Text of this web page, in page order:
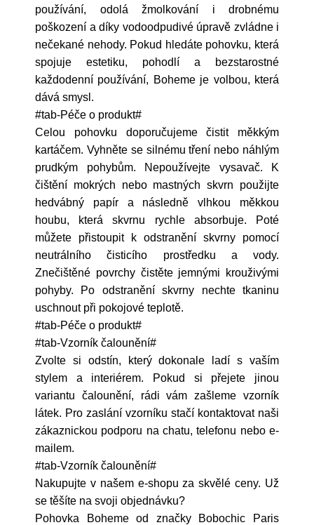
používání, odolá žmolkování i drobnému
poškození a díky vodoodpudivé úpravě zvládne i
nečekané nehody. Pokud hledáte pohovku, která
spojuje estetiku, pohodlí a bezstarostné
každodenní používání, Boheme je volbou, která
dává smysl.
#tab-Péče o produkt#
Celou pohovku doporučujeme čistit měkkým
kartáčem. Vyhněte se silnému tření nebo náhlým
prudkým pohybům. Nepoužívejte vysavač. K
čištění mokrých nebo mastných skvrn použijte
hedvábný papír a následně vlhkou měkkou
houbu, která skvrnu rychle absorbuje. Poté
můžete přistoupit k odstranění skvrny pomocí
neutrálního čisticího prostředku a vody.
Znečištěné povrchy čistěte jemnými krouživými
pohyby. Po odstranění skvrny nechte tkaninu
uschnout při pokojové teplotě.
#tab-Péče o produkt#
#tab-Vzorník čalounění#
Zvolte si odstín, který dokonale ladí s vaším
stylem a interiérem. Pokud si přejete jinou
variantu čalounění, rádi vám zašleme vzorník
látek. Pro zaslání vzorníku stačí kontaktovat naši
zákaznickou podporu na chatu, telefonu nebo e-
mailem.
#tab-Vzorník čalounění#
Nakupujte v našem e-shopu za skvělé ceny. Už
se těšíte na svoji objednávku?
Pohovka Boheme od značky Bobochic Paris